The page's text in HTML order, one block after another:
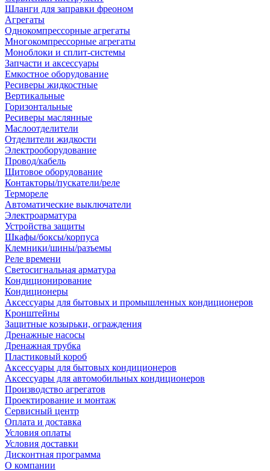
Шланги для заправки фреоном
Агрегаты
Однокомпрессорные агрегаты
Многокомпрессорные агрегаты
Моноблоки и сплит-системы
Запчасти и аксессуары
Емкостное оборудование
Ресиверы жидкостные
Вертикальные
Горизонтальные
Ресиверы маслянные
Маслоотделители
Отделители жидкости
Электрооборудование
Провод/кабель
Щитовое оборудование
Контакторы/пускатели/реле
Термореле
Автоматические выключатели
Электроарматура
Устройства защиты
Шкафы/боксы/корпуса
Клемники/шины/разъемы
Реле времени
Светосигнальная арматура
Кондиционирование
Кондиционеры
Аксессуары для бытовых и промышленных кондиционеров
Кронштейны
Защитные козырьки, ограждения
Дренажные насосы
Дренажная трубка
Пластиковый короб
Аксессуары для бытовых кондиционеров
Аксессуары для автомобильных кондиционеров
Производство агрегатов
Проектирование и монтаж
Сервисный центр
Оплата и доставка
Условия оплаты
Условия доставки
Дисконтная программа
О компании